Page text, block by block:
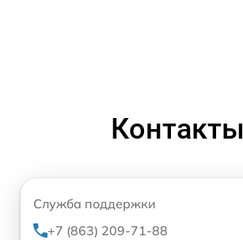
Контакты
Служба поддержки
+7 (863) 209-71-88